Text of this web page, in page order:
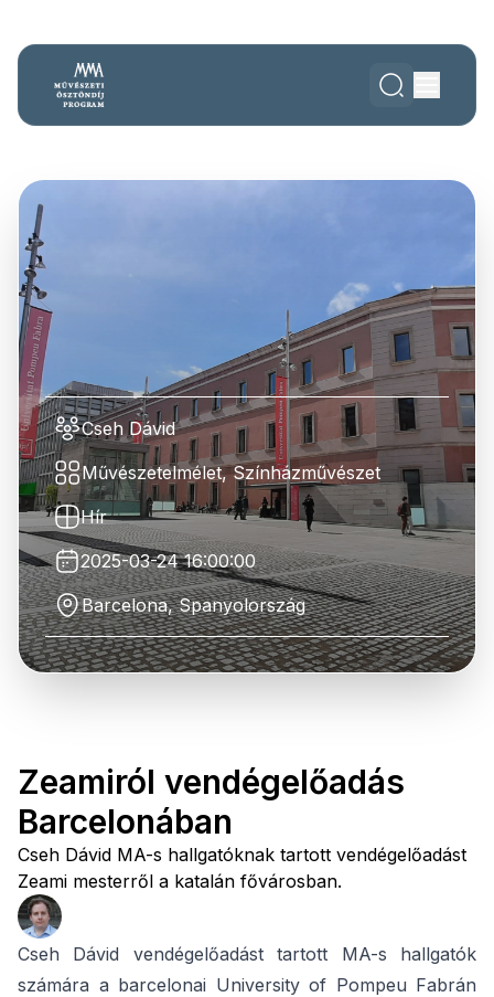
Cseh Dávid
Művészetelmélet, Színházművészet
Hír
2025-03-24 16:00:00
Barcelona, Spanyolország
Zeamiról vendégelőadás
Barcelonában
Cseh Dávid MA-s hallgatóknak tartott vendégelőadást
Zeami mesterről a katalán fővárosban.
Cseh Dávid vendégelőadást tartott MA-s hallgatók
számára a barcelonai University of Pompeu Fabrán